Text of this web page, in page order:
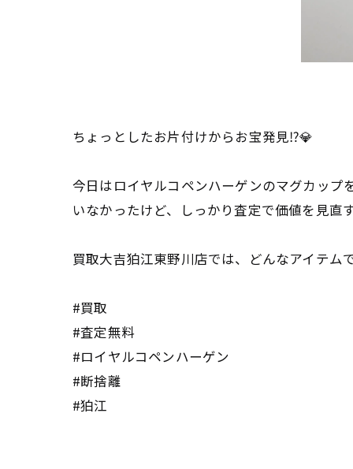
ちょっとしたお片付けからお宝発見⁉️💎
今日はロイヤルコペンハーゲンのマグカップ
いなかったけど、しっかり査定で価値を見直
買取大吉狛江東野川店では、どんなアイテ
#買取
#査定無料
#ロイヤルコペンハーゲン
#断捨離
#狛江